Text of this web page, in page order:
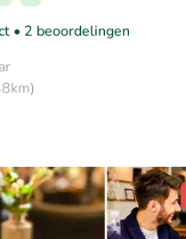
• 2 beoordelingen